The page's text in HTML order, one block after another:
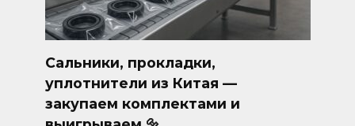
Сальники, прокладки,
уплотнители из Китая —
закупаем комплектами и